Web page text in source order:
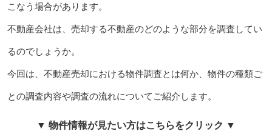
こなう場合があります。
不動産会社は、売却する不動産のどのような部分を調査してい
るのでしょうか。
今回は、不動産売却における物件調査とは何か、物件の種類ご
との調査内容や調査の流れについてご紹介します。
▼ 物件情報が見たい方はこちらをクリック ▼